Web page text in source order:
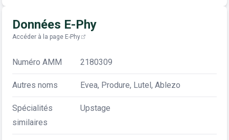
Données E-Phy
Accéder à la page E-Phy
Numéro AMM 2180309
Autres noms Evea, Produre, Lutel, Ablezo
Spécialités
similaires
Upstage